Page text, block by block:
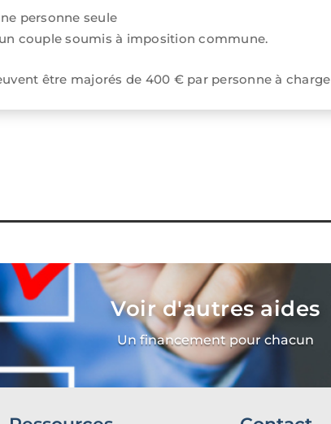
personne seule
couple soumis à imposition commune.
être majorés de 400 € par personne à charge
Voir d'autres aides
Un financement pour chacun